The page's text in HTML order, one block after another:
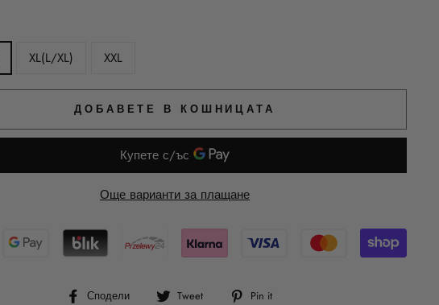
XL(L/XL) XXL
ДОБАВЕТЕ В КОШНИЦАТА
Още варианти за плащане
Сподели
СподелиTweet
Tweet Pin it